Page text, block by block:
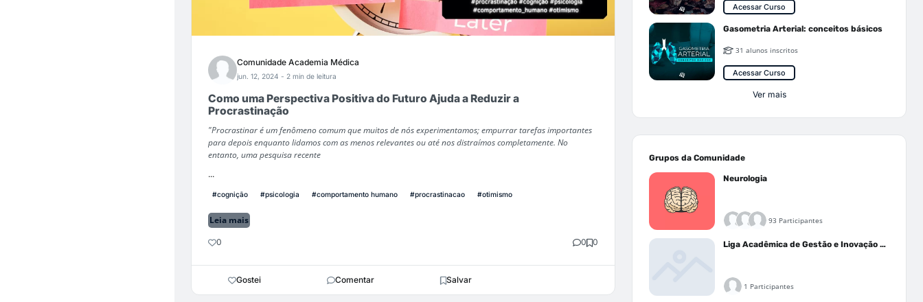
Comunidade Academia Médica
jun. 12, 2024 - 2 min de leitura
Como uma Perspectiva Positiva do Futuro Ajuda a Reduzir a
Procrastinação
"Procrastinar é um fenômeno comum que muitos de nós experimentamos; empurrar tarefas importantes
para depois enquanto lidamos com as menos relevantes ou até nos distraímos completamente. No
entanto, uma pesquisa recente
...
#cognição #psicologia #comportamento humano #procrastinacao #otimismo
Leia mais
0 0 0
Gostei Comentar Salvar
Acessar Curso
Gasometria Arterial: conceitos básicos
31 alunos inscritos
Acessar Curso
Ver mais
Grupos da Comunidade
Neurologia
93 Participantes
Liga Acadêmica de Gestão e Inovação Médica - LAGIM
1 Participantes